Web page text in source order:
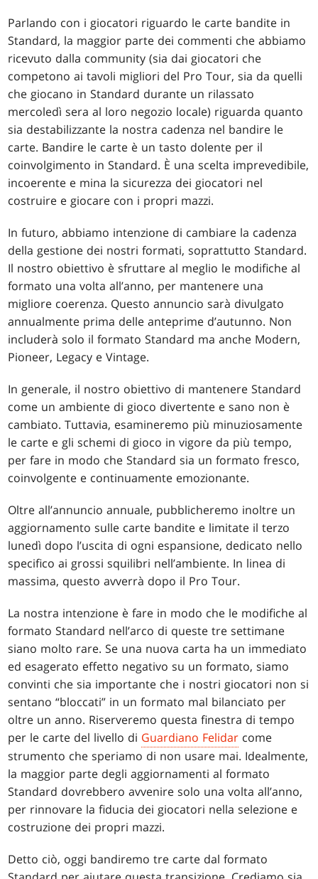
Parlando con i giocatori riguardo le carte bandite in
Standard, la maggior parte dei commenti che abbiamo
ricevuto dalla community (sia dai giocatori che
competono ai tavoli migliori del Pro Tour, sia da quelli
che giocano in Standard durante un rilassato
mercoledì sera al loro negozio locale) riguarda quanto
sia destabilizzante la nostra cadenza nel bandire le
carte. Bandire le carte è un tasto dolente per il
coinvolgimento in Standard. È una scelta imprevedibile,
incoerente e mina la sicurezza dei giocatori nel
costruire e giocare con i propri mazzi.
In futuro, abbiamo intenzione di cambiare la cadenza
della gestione dei nostri formati, soprattutto Standard.
Il nostro obiettivo è sfruttare al meglio le modifiche al
formato una volta all’anno, per mantenere una
migliore coerenza. Questo annuncio sarà divulgato
annualmente prima delle anteprime d’autunno. Non
includerà solo il formato Standard ma anche Modern,
Pioneer, Legacy e Vintage.
In generale, il nostro obiettivo di mantenere Standard
come un ambiente di gioco divertente e sano non è
cambiato. Tuttavia, esamineremo più minuziosamente
le carte e gli schemi di gioco in vigore da più tempo,
per fare in modo che Standard sia un formato fresco,
coinvolgente e continuamente emozionante.
Oltre all’annuncio annuale, pubblicheremo inoltre un
aggiornamento sulle carte bandite e limitate il terzo
lunedì dopo l’uscita di ogni espansione, dedicato nello
specifico ai grossi squilibri nell’ambiente. In linea di
massima, questo avverrà dopo il Pro Tour.
La nostra intenzione è fare in modo che le modifiche al
formato Standard nell’arco di queste tre settimane
siano molto rare. Se una nuova carta ha un immediato
ed esagerato effetto negativo su un formato, siamo
convinti che sia importante che i nostri giocatori non si
sentano “bloccati” in un formato mal bilanciato per
oltre un anno. Riserveremo questa finestra di tempo
per le carte del livello di Guardiano Felidar come
strumento che speriamo di non usare mai. Idealmente,
la maggior parte degli aggiornamenti al formato
Standard dovrebbero avvenire solo una volta all’anno,
per rinnovare la fiducia dei giocatori nella selezione e
costruzione dei propri mazzi.
Detto ciò, oggi bandiremo tre carte dal formato